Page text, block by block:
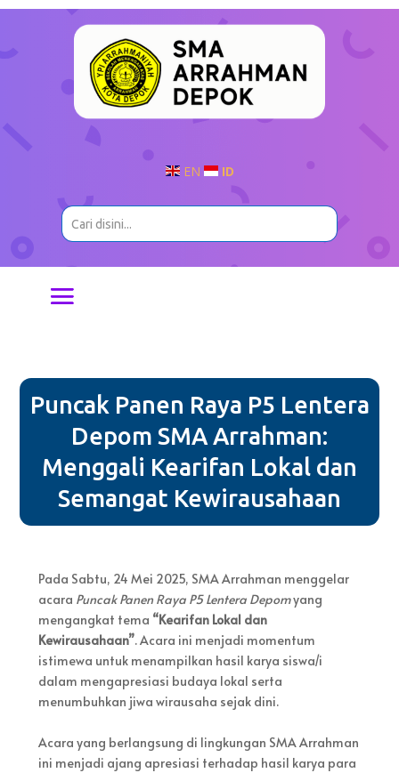
EN ID
Puncak Panen Raya P5 Lentera
Depom SMA Arrahman:
Menggali Kearifan Lokal dan
Semangat Kewirausahaan
Pada Sabtu, 24 Mei 2025, SMA Arrahman menggelar
acara Puncak Panen Raya P5 Lentera Depomyang
mengangkat tema “Kearifan Lokal dan
Kewirausahaan”. Acara ini menjadi momentum
istimewa untuk menampilkan hasil karya siswa/i
dalam mengapresiasi budaya lokal serta
menumbuhkan jiwa wirausaha sejak dini.
Acara yang berlangsung di lingkungan SMA Arrahman
ini menjadi ajang apresiasi terhadap hasil karya para